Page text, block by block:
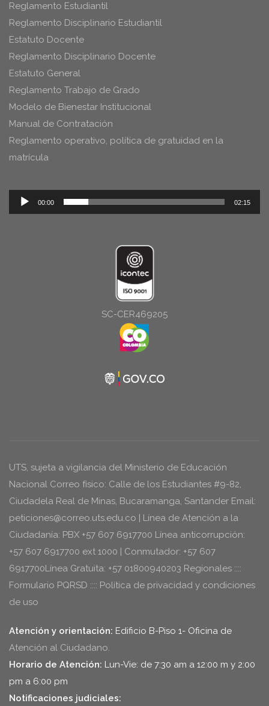
Reglamento Estudiantil
Reglamento Disciplinario Estudiantil
Estatuto Docente
Reglamento Disciplinario Docente
Estatuto General
Reglamento Trabajo de Grado
Modelo de Bienestar Institucional
Manual de Contratación
Reglamento operativo, política de gratuidad en la
matrícula
Reproductor
de
00:00 02:15
SC-CER469205
UTS, sujeta a vigilancia del Ministerio de Educación
Nacional Correo físico: Calle de los Estudiantes #9-82,
Ciudadela Real de Minas, Bucaramanga, Santander Email:
peticiones@correo.uts.edu.co | Línea de Atención a la
Ciudadanía: PBX +57 607 6917700 Línea anticorrupción:
+57 607 6917700 ext 1000 | Conmutador: +57 607
6917700Línea Gratuita: +57 01800940203 Regionales ::::
Formulario PQRSD :::: Política de privacidad y condiciones
de uso
Atención y orientación: Edificio B-Piso 1- Oficina de
Atención al Ciudadano.
Horario de Atención: Lun-Vie: de 7:30 am a 12:00 m y 2:00
pm a 6:00 pm
Notificaciones judiciales: